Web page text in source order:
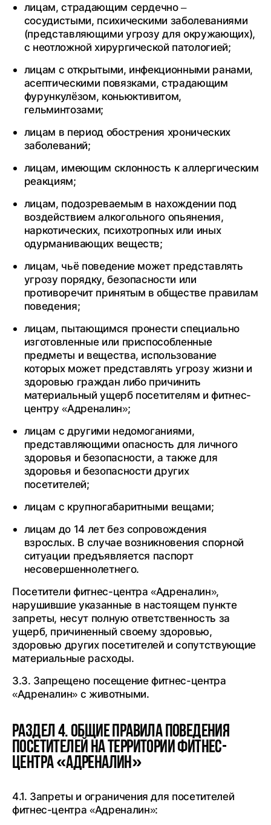
лицам, страдающим сердечно –
сосудистыми, психическими заболеваниями
(представляющими угрозу для окружающих),
с неотложной хирургической патологией;
лицам с открытыми, инфекционными ранами,
асептическими повязками, страдающим
фурункулёзом, коньюктивитом,
гельминтозами;
лицам в период обострения хронических
заболеваний;
лицам, имеющим склонность к аллергическим
реакциям;
лицам, подозреваемым в нахождении под
воздействием алкогольного опьянения,
наркотических, психотропных или иных
одурманивающих веществ;
лицам, чьё поведение может представлять
угрозу порядку, безопасности или
противоречит принятым в обществе правилам
поведения;
лицам, пытающимся пронести специально
изготовленные или приспособленные
предметы и вещества, использование
которых может представлять угрозу жизни и
здоровью граждан либо причинить
материальный ущерб посетителям и фитнес-
центру «Адреналин»;
лицам с другими недомоганиями,
представляющими опасность для личного
здоровья и безопасности, а также для
здоровья и безопасности других
посетителей;
лицам с крупногабаритными вещами;
лицам до 14 лет без сопровождения
взрослых. В случае возникновения спорной
ситуации предъявляется паспорт
несовершеннолетнего.
Посетители фитнес-центра «Адреналин»,
нарушившие указанные в настоящем пункте
запреты, несут полную ответственность за
ущерб, причиненный своему здоровью,
здоровью других посетителей и сопутствующие
материальные расходы.
3.3. Запрещено посещение фитнес-центра
«Адреналин» с животными.
Раздел 4. Общие правила поведения
посетителей на территории фитнес-
центра «Адреналин»
4.1. Запреты и ограничения для посетителей
фитнес-центра «Адреналин»: